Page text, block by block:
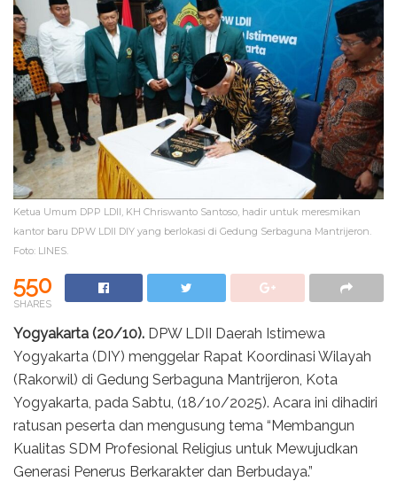
Ketua Umum DPP LDII, KH Chriswanto Santoso, hadir untuk meresmikan
kantor baru DPW LDII DIY yang berlokasi di Gedung Serbaguna Mantrijeron.
Foto: LINES.
550
SHARES
Yogyakarta (20/10). DPW LDII Daerah Istimewa
Yogyakarta (DIY) menggelar Rapat Koordinasi Wilayah
(Rakorwil) di Gedung Serbaguna Mantrijeron, Kota
Yogyakarta, pada Sabtu, (18/10/2025). Acara ini dihadiri
ratusan peserta dan mengusung tema “Membangun
Kualitas SDM Profesional Religius untuk Mewujudkan
Generasi Penerus Berkarakter dan Berbudaya.”